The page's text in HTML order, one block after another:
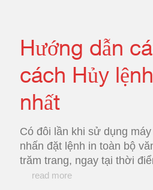
Hướng dẫn
cách Hủy
nhất
Có đôi lần khi sử dụng
nhấn đặt lệnh in toàn bộ
trăm trang, ngay tại thời
read more